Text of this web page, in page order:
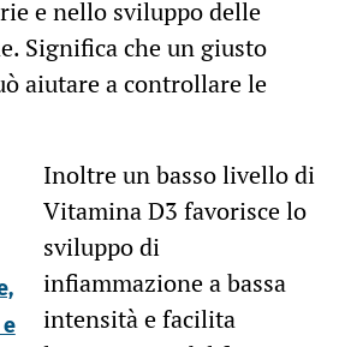
e nello sviluppo delle
Significa che un giusto
aiutare a controllare le
Inoltre un basso livello di
Vitamina D3 favorisce lo
sviluppo di
infiammazione a bassa
intensità e facilita